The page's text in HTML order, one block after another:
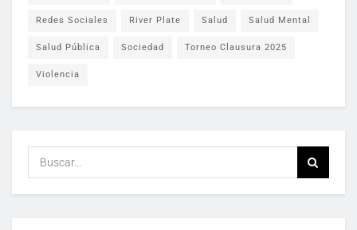
Redes Sociales River Plate Salud Salud Mental
Salud Pública Sociedad Torneo Clausura 2025
Violencia